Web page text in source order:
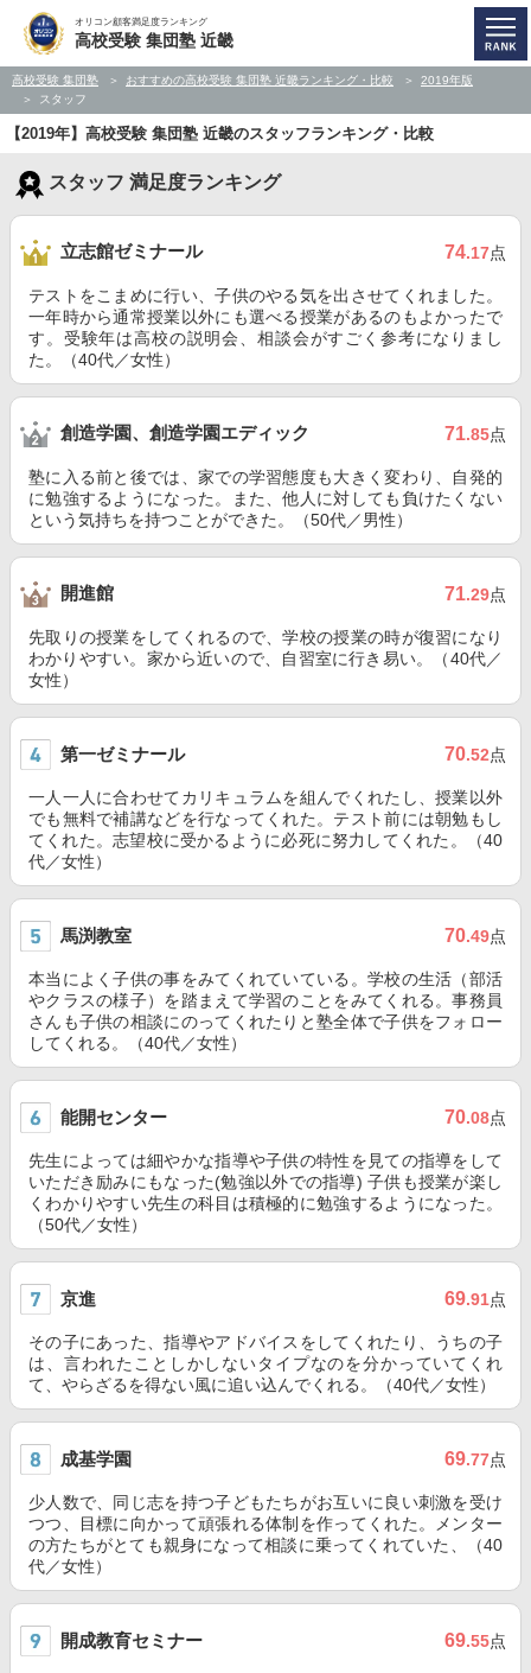
オリコン顧客満足度ランキング
高校受験 集団塾 近畿
高校受験 集団塾 おすすめの高校受験 集団塾 近畿ランキング・比較
2019年版
スタッフ
【2019年】高校受験 集団塾 近畿のスタッフランキング・比較
スタッフ 満足度ランキング
立志館ゼミナール 74.17点
テストをこまめに行い、子供のやる気を出させてくれました。
一年時から通常授業以外にも選べる授業があるのもよかったで
す。受験年は高校の説明会、相談会がすごく参考になりまし
た。（40代／女性）
創造学園、創造学園エディック 71.85点
塾に入る前と後では、家での学習態度も大きく変わり、自発的
に勉強するようになった。また、他人に対しても負けたくない
という気持ちを持つことができた。（50代／男性）
開進館 71.29点
先取りの授業をしてくれるので、学校の授業の時が復習になり
わかりやすい。家から近いので、自習室に行き易い。（40代／
女性）
第一ゼミナール 70.52点
一人一人に合わせてカリキュラムを組んでくれたし、授業以外
でも無料で補講などを行なってくれた。テスト前には朝勉もし
てくれた。志望校に受かるように必死に努力してくれた。（40
代／女性）
馬渕教室 70.49点
本当によく子供の事をみてくれていている。学校の生活（部活
やクラスの様子）を踏まえて学習のことをみてくれる。事務員
さんも子供の相談にのってくれたりと塾全体で子供をフォロー
してくれる。（40代／女性）
能開センター 70.08点
先生によっては細やかな指導や子供の特性を見ての指導をして
いただき励みにもなった(勉強以外での指導) 子供も授業が楽し
くわかりやすい先生の科目は積極的に勉強するようになった。
（50代／女性）
京進 69.91点
その子にあった、指導やアドバイスをしてくれたり、うちの子
は、言われたことしかしないタイプなのを分かっていてくれ
て、やらざるを得ない風に追い込んでくれる。（40代／女性）
成基学園 69.77点
少人数で、同じ志を持つ子どもたちがお互いに良い刺激を受け
つつ、目標に向かって頑張れる体制を作ってくれた。メンター
の方たちがとても親身になって相談に乗ってくれていた、（40
代／女性）
開成教育セミナー 69.55点